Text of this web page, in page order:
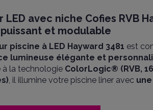
LED avec niche Cofies RVB
et modulable
piscine à LED Hayward 3481 est
lumineuse élégante et
à la technologie ColorLogic® (RVB, 16
, il illumine votre piscine liner avec